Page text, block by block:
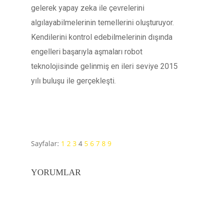
gelerek yapay zeka ile çevrelerini
algılayabilmelerinin temellerini oluşturuyor.
Kendilerini kontrol edebilmelerinin dışında
engelleri başarıyla aşmaları robot
teknolojisinde gelinmiş en ileri seviye 2015
yılı buluşu ile gerçekleşti.
Sayfalar: 1 2 3 4 5 6 7 8 9
YORUMLAR